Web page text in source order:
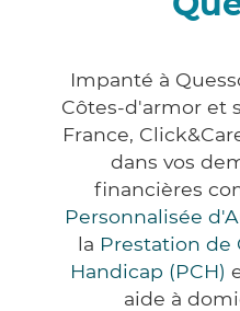
Impanté à
Côtes-d'armor et
France,
dans vos
financières
Personnalisée
la Prestation de
Handicap (PCH)
aide à